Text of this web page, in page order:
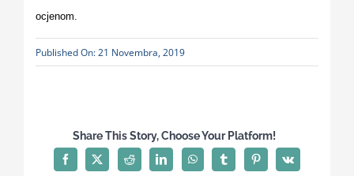
ocjenom.
Published On: 21 Novembra, 2019
Share This Story, Choose Your Platform!